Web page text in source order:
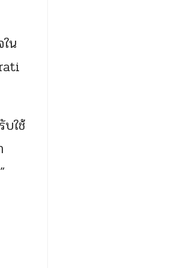
น
บใช้